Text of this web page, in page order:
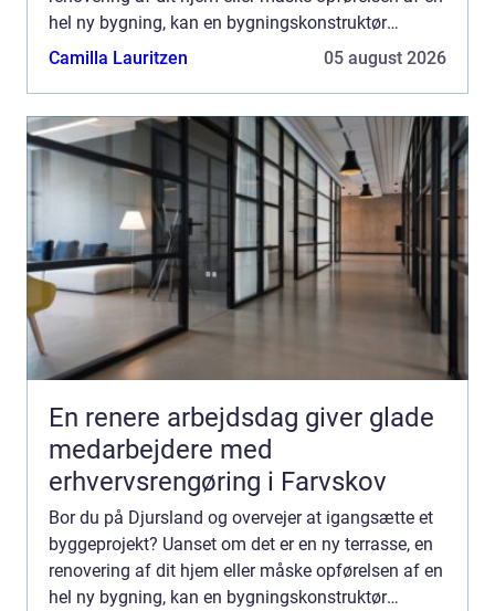
hel ny bygning, kan en bygningskonstruktør
Djursland være di...
Camilla Lauritzen 05 august 2026
En renere arbejdsdag giver glade
medarbejdere med
erhvervsrengøring i Farvskov
Bor du på Djursland og overvejer at igangsætte et
byggeprojekt? Uanset om det er en ny terrasse, en
renovering af dit hjem eller måske opførelsen af en
hel ny bygning, kan en bygningskonstruktør